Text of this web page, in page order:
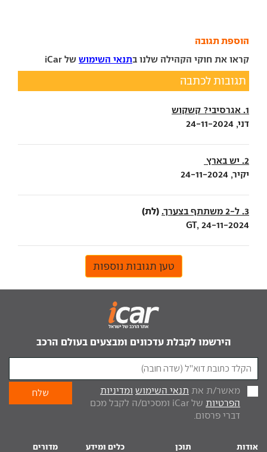
הוספת תגובה
קראו את חוקי הקהילה שלנו בתנאי השימוש של iCar
תגובות לכתבה
1. אגרסיבי? קשקוש
דני, 24-11-2024
2. יש בארץ
יקיר, 24-11-2024
3. ל-2 משתתף בצערך. (לת)
GT, 24-11-2024
טען תגובות נוספות
הירשמו לקבלת עדכונים ומבצעים בעולם הרכב
מאשר/ת את תנאי השימוש ומדיניות
הפרטיות
של iCar ומסכים/ה לקבל מכם
דברי פרסום.
אודות תוכן כלים ומידע מדורים